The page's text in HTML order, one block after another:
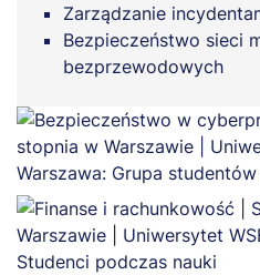
Zarządzanie
Bezpieczeństwo sieci
bezprzewodowych